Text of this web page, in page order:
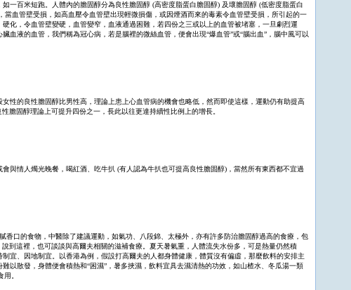
一百米短跑。人體內的膽固醇分為良性膽固醇 (高密度脂蛋白膽固醇) 及壞膽固醇 (低密度脂蛋白
血管壁受損，如高血壓令血管壁出現輕微損傷，或因煙酒而來的毒素令血管壁受損，所引起的一
化，令血管壁變硬，血管變窄，血液通過困難，若四份之三或以上的血管被堵塞，一旦劇烈運
液的血管，我們稱為冠心病，若是腦裡的微絲血管，便會出現“爆血管”或“腦出血”，腦中風可以
性的良性膽固醇比男性高，理論上患上心血管病的機會也略低，然而即使這樣，運動仍有助提高
膽固醇理論上可提升四份之一，長此以往更達持續性比例上的增長。
與情人燭光晚餐，喝紅酒、吃牛扒 (有人認為牛扒也可提高良性膽固醇)，當然所有東西都不宜過
口的食物，中醫除了建議運動，如氣功、八段錦、太極外，亦有許多防治膽固醇過高的食療，包
到這裡，也可談談與高爾夫相關的滋補食療。夏天暑氣重，人體流失水份多，可是熱量仍然積
宜、因地制宜。以香港為例，假設打高爾夫的人都身體健康，體質沒有偏虛，那麼飲料的安排主
以散發，身體便會積熱和“困濕”，暑多挾濕，飲料宜具去濕清熱的功效，如山楂水、冬瓜湯一類
。